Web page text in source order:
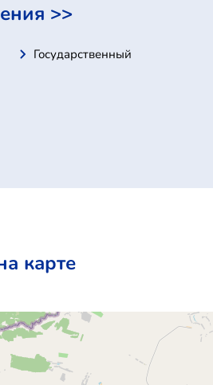
>>
Государственный
карте